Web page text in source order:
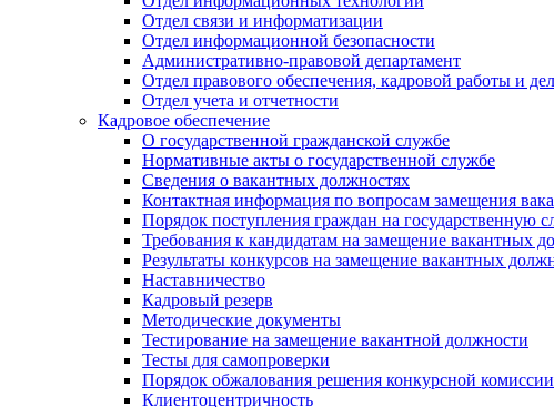
Отдел связи и информатизации
Отдел информационной безопасности
Административно-правовой департамент
Отдел правового обеспечения, кадровой работы и
Отдел учета и отчетности
Кадровое обеспечение
О государственной гражданской службе
Нормативные акты о государственной службе
Сведения о вакантных должностях
Контактная информация по вопросам замещения
Порядок поступления граждан на государственную
Требования к кандидатам на замещение вакантных
Результаты конкурсов на замещение вакантных
Наставничество
Кадровый резерв
Методические документы
Тестирование на замещение вакантной должности
Тесты для самопроверки
Порядок обжалования решения конкурсной комиссии
Клиентоцентричность